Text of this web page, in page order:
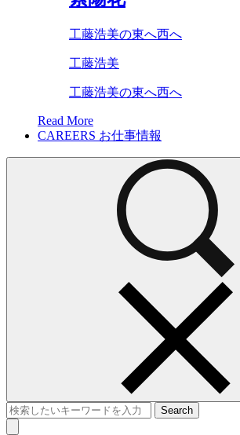
工藤浩美の東へ西へ
工藤浩美
工藤浩美の東へ西へ
Read More
CAREERS お仕事情報